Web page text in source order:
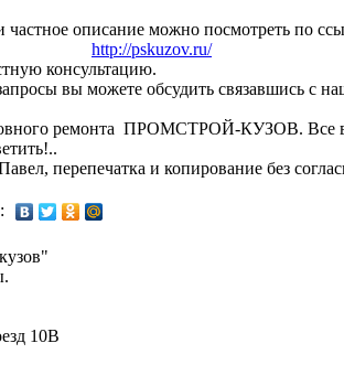
частное описание можно посмотреть по
http://pskuzov.ru/
консультацию.
вы можете обсудить связавшись с
ремонта ПРОМСТРОЙ-КУЗОВ. Все
перепечатка и копирование без
10В